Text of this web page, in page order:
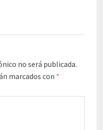
no será publicada.
marcados con *